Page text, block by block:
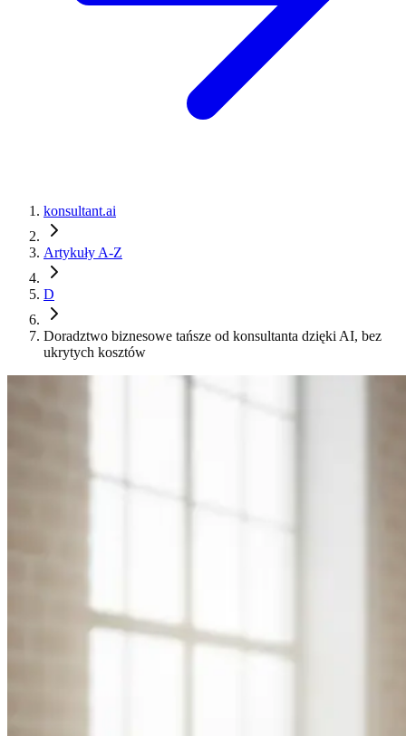
konsultant.ai
Artykuły A-Z
D
Doradztwo biznesowe tańsze od konsultanta dzięki AI, bez
ukrytych kosztów